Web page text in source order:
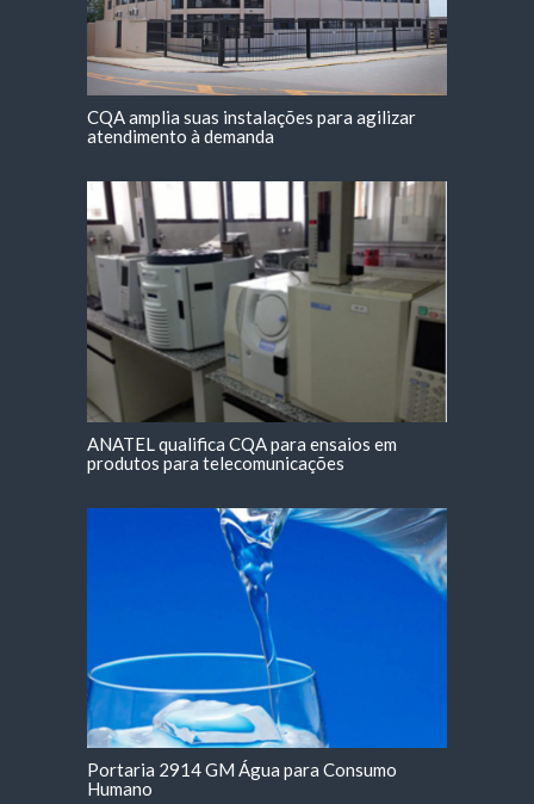
CQA amplia suas instalações para agilizar
atendimento à demanda
ANATEL qualifica CQA para ensaios em
produtos para telecomunicações
Portaria 2914 GM Água para Consumo
Humano